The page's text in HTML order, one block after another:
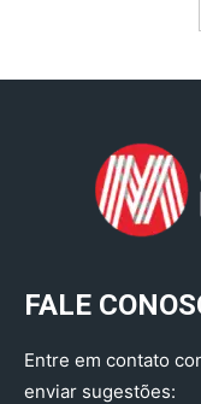
FALE
Entre em contato
enviar sugestões: